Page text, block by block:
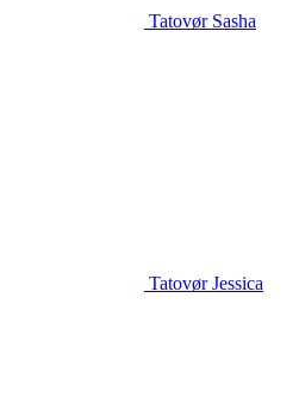
Tatovør Sasha
Tatovør Jessica